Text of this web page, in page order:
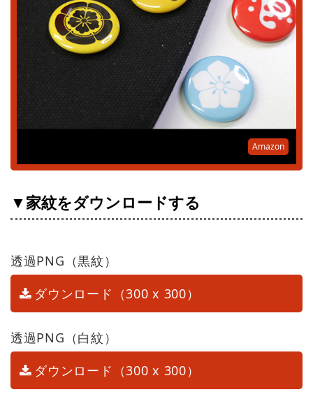
Amazon
▼家紋をダウンロードする
透過PNG（黒紋）
ダウンロード（300 x 300）
透過PNG（白紋）
ダウンロード（300 x 300）